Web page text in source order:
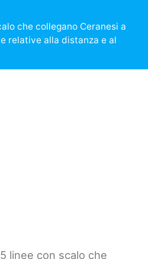
che collegano Ceranesi a
relative alla distanza e al
linee con scalo che